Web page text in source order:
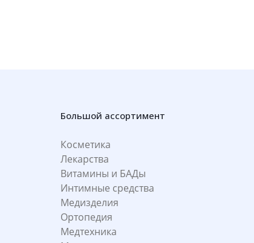
Большой ассортимент
Косметика
Лекарства
Витамины и БАДы
Интимные средства
Медизделия
Ортопедия
Медтехника